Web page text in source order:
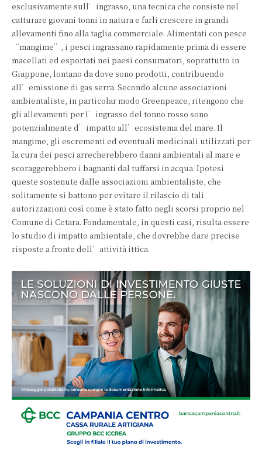
esclusivamente sull’ingrasso, una tecnica che consiste nel
catturare giovani tonni in natura e farli crescere in grandi
allevamenti fino alla taglia commerciale. Alimentati con pesce
“mangime”, i pesci ingrassano rapidamente prima di essere
macellati ed esportati nei paesi consumatori, soprattutto in
Giappone, lontano da dove sono prodotti, contribuendo
all’emissione di gas serra. Secondo alcune associazioni
ambientaliste, in particolar modo Greenpeace, ritengono che
gli allevamenti per l’ingrasso del tonno rosso sono
potenzialmente d’impatto all’ecosistema del mare. Il
mangime, gli escrementi ed eventuali medicinali utilizzati per
la cura dei pesci arrecherebbero danni ambientali al mare e
scoraggerebbero i bagnanti dal tuffarsi in acqua. Ipotesi
queste sostenute dalle associazioni ambientaliste, che
solitamente si battono per evitare il rilascio di tali
autorizzazioni così come è stato fatto negli scorsi proprio nel
Comune di Cetara. Fondamentale, in questi casi, risulta essere
lo studio di impatto ambientale, che dovrebbe dare precise
risposte a fronte dell’attività ittica.